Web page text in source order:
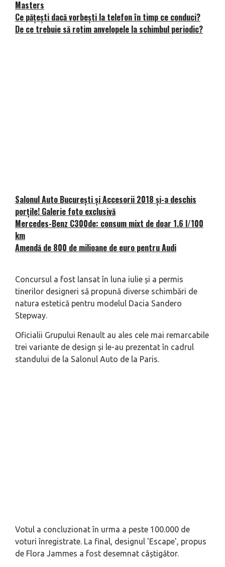
Masters
Ce pățești dacă vorbești la telefon în timp ce conduci?
De ce trebuie să rotim anvelopele la schimbul periodic?
Salonul Auto București și Accesorii 2018 și-a deschis
porțile! Galerie foto exclusivă
Mercedes-Benz C300de: consum mixt de doar 1.6 l/100
km
Amendă de 800 de milioane de euro pentru Audi
Concursul a fost lansat în luna iulie și a permis
tinerilor designeri să propună diverse schimbări de
natura estetică pentru modelul Dacia Sandero
Stepway.
Oficialii Grupului Renault au ales cele mai remarcabile
trei variante de design și le-au prezentat în cadrul
standului de la Salonul Auto de la Paris.
Votul a concluzionat în urma a peste 100.000 de
voturi înregistrate. La final, designul 'Escape', propus
de Flora Jammes a fost desemnat câștigător.